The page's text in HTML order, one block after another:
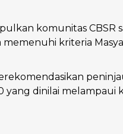
komunitas CBSR
memenuhi kriteria
yang dinilai melampaui